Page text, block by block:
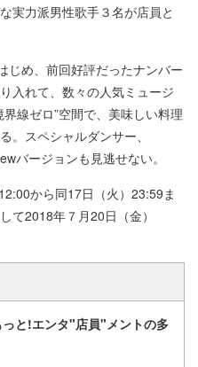
実力派男性歌手３名が店員と
じめ、前回好評だったナンバー
入れて、数々の人気ミュージ
線ゼロ”空間で、美味しい料理
。スペシャルダンサー、
バージョンも見逃せない。
から同17日（火）23:59ま
て2018年７月20日（金）
と!エンタ"店員"メントの多